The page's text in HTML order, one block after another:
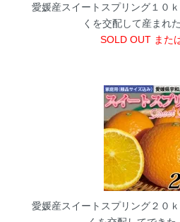
愛媛産スイートスプリング１０ｋ
くを交配して産まれ
SOLD OUT また
愛媛産スイートスプリング２０ｋ